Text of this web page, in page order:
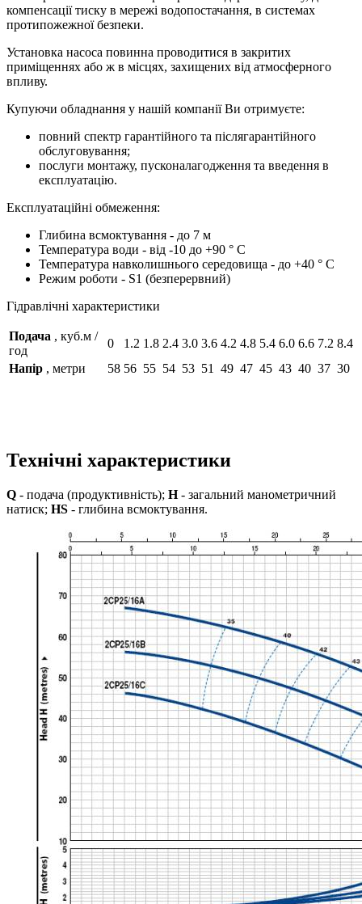
компенсації тиску в мережі водопостачання, в системах
протипожежної безпеки.
Установка насоса повинна проводитися в закритих
приміщеннях або ж в місцях, захищених від атмосферного
впливу.
Купуючи обладнання у нашій компанії Ви отримуєте:
повний спектр гарантійного та післягарантійного
обслуговування;
послуги монтажу, пусконалагодження та введення в
експлуатацію.
Експлуатаційні обмеження:
Глибина всмоктування - до 7 м
Температура води - від -10 до +90 ° C
Температура навколишнього середовища - до +40 ° C
Режим роботи - S1 (безперервний)
Гідравлічні характеристики
Подача , куб.м /
год
0 1.2 1.8 2.4 3.0 3.6 4.2 4.8 5.4 6.0 6.6 7.2 8.4
Напір , метри 58 56 55 54 53 51 49 47 45 43 40 37 30
Технічні характеристики
Q - подача (продуктивність); H- загальний манометричний
натиск; HS - глибина всмоктування.